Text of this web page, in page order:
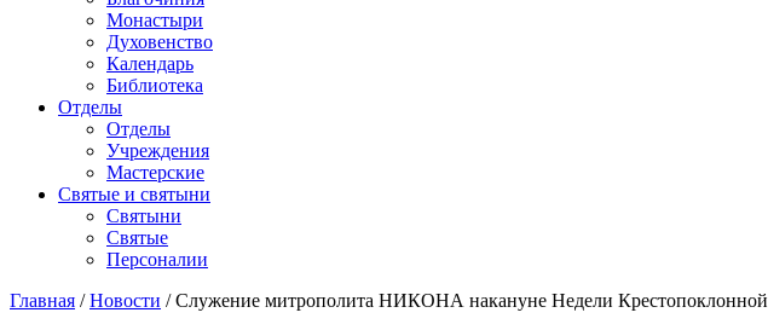
Монастыри
Духовенство
Календарь
Библиотека
Отделы
Отделы
Учреждения
Мастерские
Святые и святыни
Cвятыни
Cвятые
Персоналии
Главная /Новости /Служение митрополита НИКОНА накануне Недели Крестопоклонной